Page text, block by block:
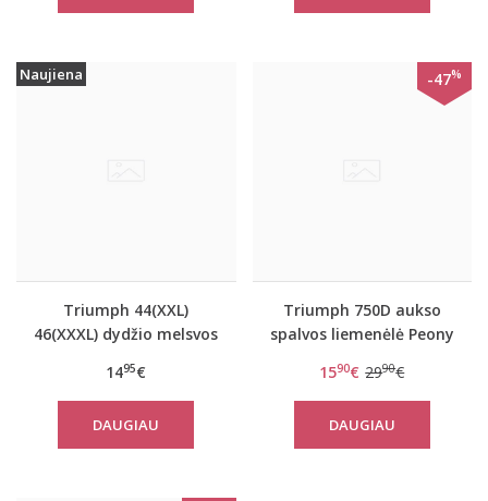
Naujiena
Triumph 44(XXL)
46(XXXL) dydžio melsvos
medvilninė miego
palaidinė Mix Match LSL
TOP Chest Pocket 01
1495€
DAUGIAU
-47%
Triumph 750D aukso
spalvos liemenėlė Peony
1590€ 2990€
DAUGIAU